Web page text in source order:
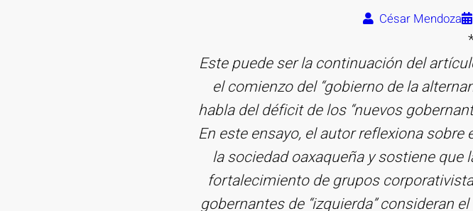
César Mendoza
Este puede ser la continuación del
el comienzo del “gobierno de la
habla del déficit de los “nuevos
En este ensayo, el autor reflexiona
la sociedad oaxaqueña y sostiene
fortalecimiento de grupos
gobernantes de “izquierda” consideran